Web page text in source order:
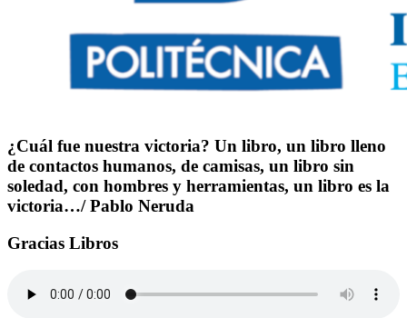
¿Cuál fue nuestra victoria? Un libro, un libro lleno
de contactos humanos, de camisas, un libro sin
soledad, con hombres y herramientas, un libro es la
victoria…/ Pablo Neruda
Gracias Libros